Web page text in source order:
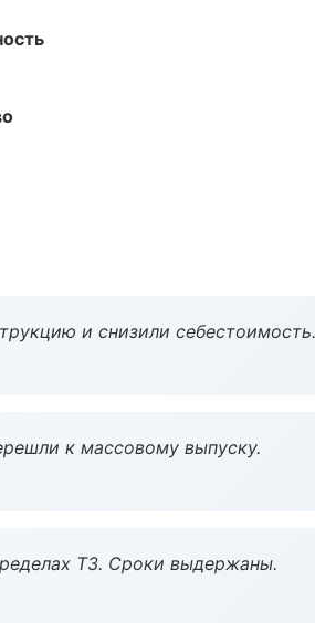
и снизили себестоимость.
к массовому выпуску.
ТЗ. Сроки выдержаны.